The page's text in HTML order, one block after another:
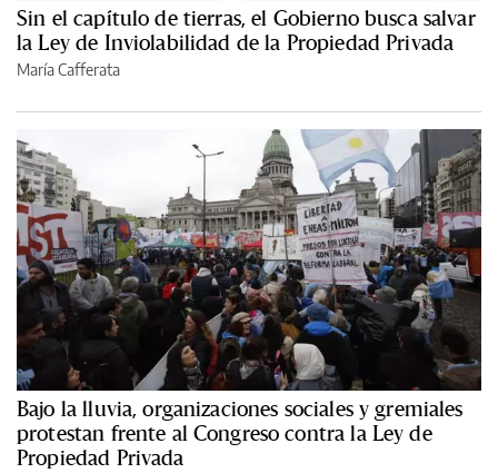
Sin el capítulo de tierras, el Gobierno busca salvar
la Ley de Inviolabilidad de la Propiedad Privada
María Cafferata
Bajo la lluvia, organizaciones sociales y gremiales
protestan frente al Congreso contra la Ley de
Propiedad Privada